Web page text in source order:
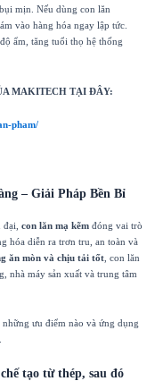
mịn. Nếu dùng con lăn
vào hàng hóa ngay lập tức.
ẩm, tăng tuổi thọ hệ thống
MAKITECH TẠI ĐÂY:
pham/
– Giải Pháp Bền Bỉ
con lăn mạ kẽm đóng vai trò
hóa diễn ra trơn tru, an toàn và
ăn mòn và chịu tải tốt , con lăn
nhà máy sản xuất và trung tâm
những ưu điểm nào và ứng dụng
tạo từ thép, sau đó